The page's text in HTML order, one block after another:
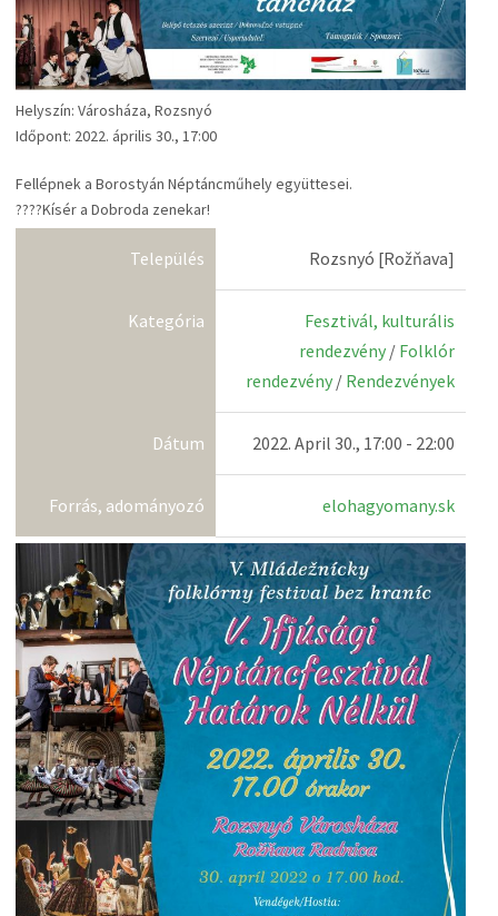
Helyszín: Városháza, Rozsnyó
Időpont: 2022. április 30., 17:00
Fellépnek a Borostyán Néptáncműhely együttesei.
????Kísér a Dobroda zenekar!
Település Rozsnyó [Rožňava]
Kategória
Fesztivál, kulturális
rendezvény / Folklór
rendezvény / Rendezvények
Dátum 2022. April 30., 17:00 - 22:00
Forrás, adományozó elohagyomany.sk